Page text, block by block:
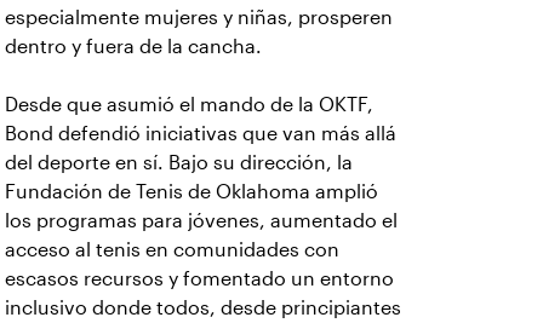
especialmente mujeres y niñas, prosperen
dentro y fuera de la cancha.
Desde que asumió el mando de la OKTF,
Bond defendió iniciativas que van más allá
del deporte en sí. Bajo su dirección, la
Fundación de Tenis de Oklahoma amplió
los programas para jóvenes, aumentado el
acceso al tenis en comunidades con
escasos recursos y fomentado un entorno
inclusivo donde todos, desde principiantes